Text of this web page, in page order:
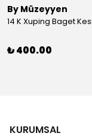
By Müzeyyen
₺ 400.00
KURUMSAL